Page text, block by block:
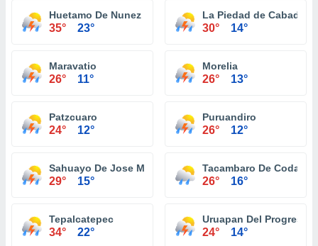
Huetamo De Nunez
35° 23°
La Piedad de Cabadas
30° 14°
Maravatio
26° 11°
Morelia
26° 13°
Patzcuaro
24° 12°
Puruandiro
26° 12°
Sahuayo De Jose Maria Morelos
29° 15°
Tacambaro De Codallos
26° 16°
Tepalcatepec
34° 22°
Uruapan Del Progreso
24° 14°